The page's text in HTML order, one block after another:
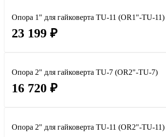
Опора 1" для гайковерта TU-11 (OR1"-TU-11)
23 199 ₽
Опора 2" для гайковерта TU-7 (OR2"-TU-7)
16 720 ₽
Опора 2" для гайковерта TU-11 (OR2"-TU-11)